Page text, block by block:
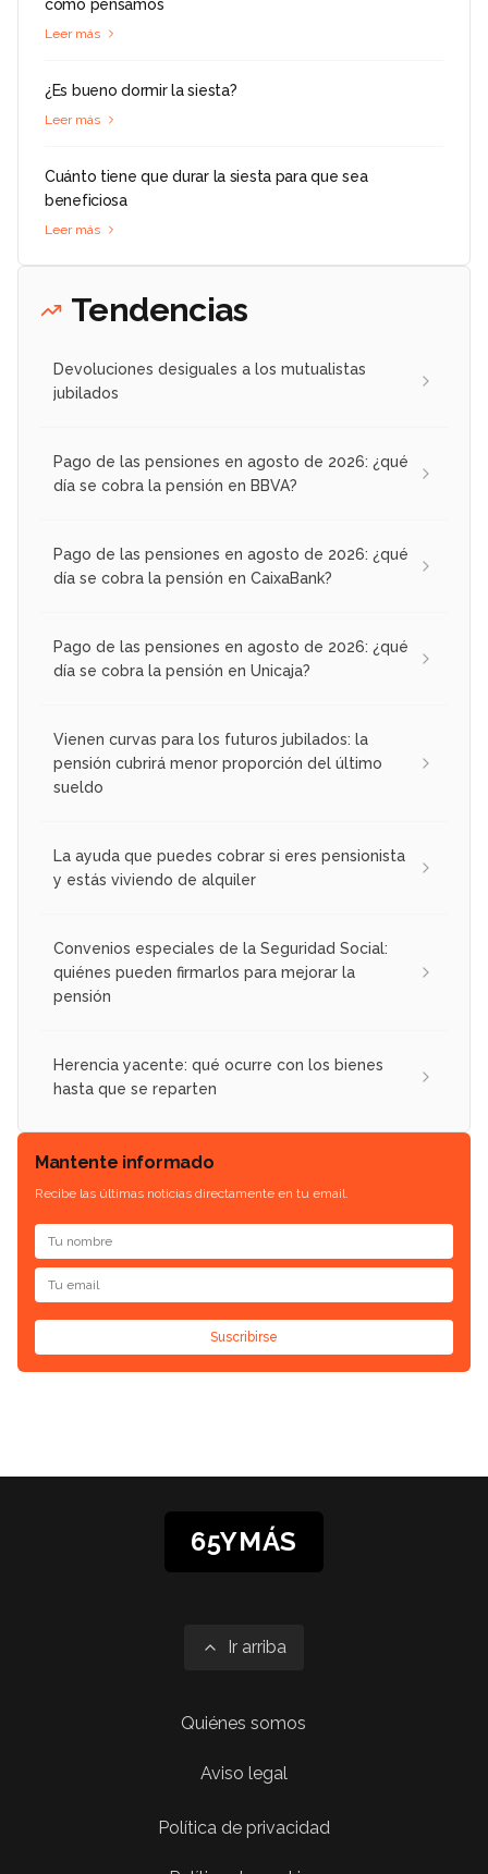
como pensamos
Leer más
¿Es bueno dormir la siesta?
Leer más
Cuánto tiene que durar la siesta para que sea
beneficiosa
Leer más
Tendencias
Devoluciones desiguales a los mutualistas
jubilados
Pago de las pensiones en agosto de 2026: ¿qué
día se cobra la pensión en BBVA?
Pago de las pensiones en agosto de 2026: ¿qué
día se cobra la pensión en CaixaBank?
Pago de las pensiones en agosto de 2026: ¿qué
día se cobra la pensión en Unicaja?
Vienen curvas para los futuros jubilados: la
pensión cubrirá menor proporción del último
sueldo
La ayuda que puedes cobrar si eres pensionista
y estás viviendo de alquiler
Convenios especiales de la Seguridad Social:
quiénes pueden firmarlos para mejorar la
pensión
Herencia yacente: qué ocurre con los bienes
hasta que se reparten
Mantente informado
Recibe las últimas noticias directamente en tu email.
Suscribirse
65YMÁS
Ir arriba
Quiénes somos
Aviso legal
Política de privacidad